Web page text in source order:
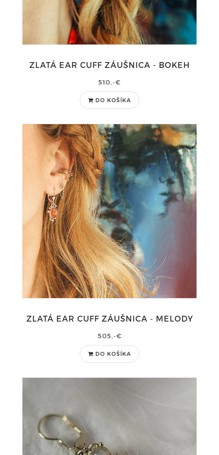
ZLATÁ EAR CUFF ZÁUŠNICA - BOKEH
510,-€
DO KOŠÍKA
ZLATÁ EAR CUFF ZÁUŠNICA - MELODY
505,-€
DO KOŠÍKA